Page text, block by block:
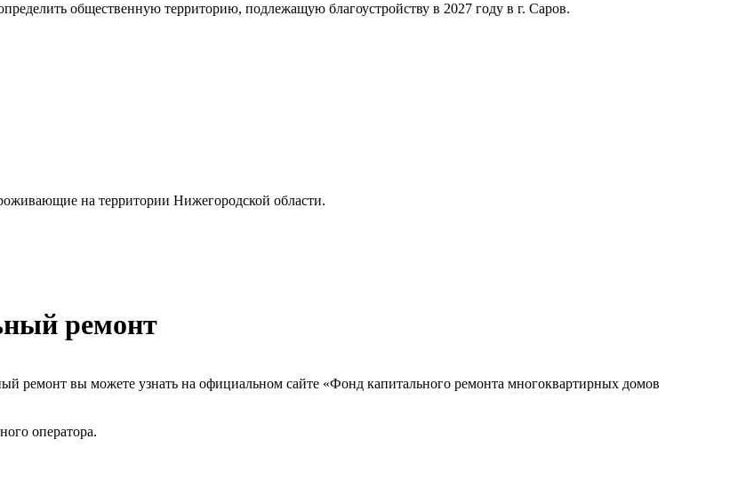
общественную территорию, подлежащую благоустройству в 2027 году в г. Саров.
на территории Нижегородской области.
ремонт
ремонт вы можете узнать на официальном сайте «Фонд капитального ремонта многоквартирных домов
оператора.